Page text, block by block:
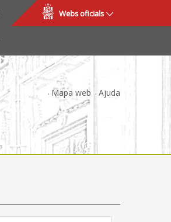
Webs oficials
Mapa web Ajuda